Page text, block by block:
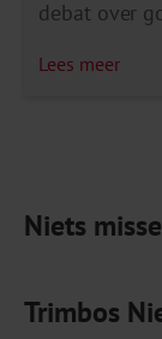
Niets
Trimbos
debat over
[…]
Lees meer